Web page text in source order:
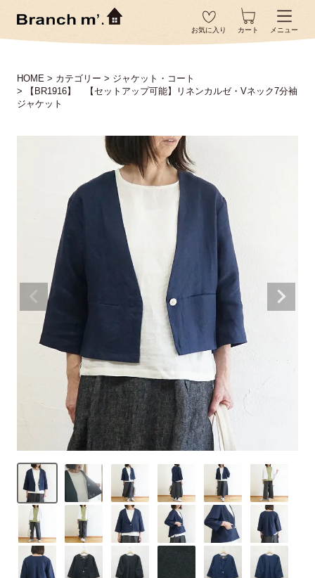
お気に入り カート メニュー
HOME カテゴリー
ジャケット・コート
【BR1916】 【セットアップ可能】リネンカルゼ・Vネック7分袖
ジャケット